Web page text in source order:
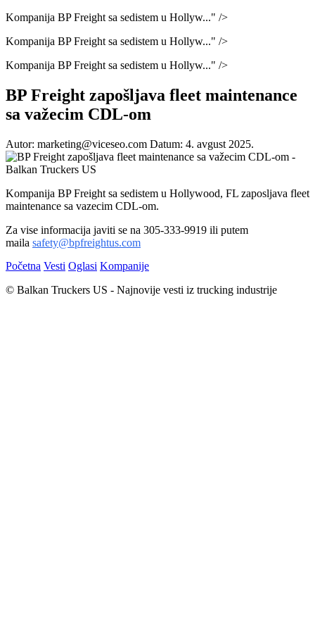
Kompanija BP Freight sa sedistem u Hollyw..." />
Kompanija BP Freight sa sedistem u Hollyw..." />
Kompanija BP Freight sa sedistem u Hollyw..." />
BP Freight zapošljava fleet maintenance
sa važecim CDL-om
Autor: marketing@viceseo.com Datum: 4. avgust 2025.
Kompanija BP Freight sa sedistem u Hollywood, FL zaposljava fleet
maintenance sa vazecim CDL-om.
Za vise informacija javiti se na 305-333-9919 ili putem
maila safety@bpfreightus.com
Početna Vesti Oglasi Kompanije
© Balkan Truckers US - Najnovije vesti iz trucking industrije